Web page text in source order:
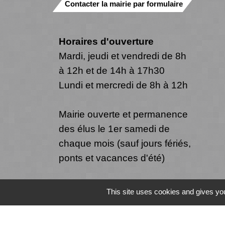
Contacter la mairie par formulaire
Horaires d'ouverture
Mardi, jeudi et vendredi de 8h
à 12h et de 14h à 17h30
Lundi et mercredi de 8h à 12h
Mairie ouverte et permanence
des élus le 1er samedi de
chaque mois (sauf jours fériés,
ponts et vacances d'été)
Mentions légales - Politique de
This site uses cookies and gives